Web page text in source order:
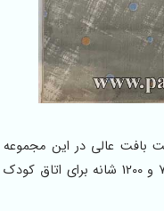
بافت عالی در این مجموعه
تولید تولید می شود. تولیدات 500 شانه، 700 و 1200 شانه برای اتاق کودک